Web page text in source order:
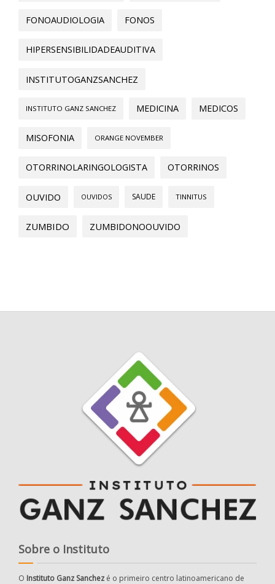
FONOAUDIOLOGIA FONOS
HIPERSENSIBILIDADEAUDITIVA
INSTITUTOGANZSANCHEZ
INSTITUTO GANZ SANCHEZ MEDICINA MEDICOS
MISOFONIA ORANGE NOVEMBER
OTORRINOLARINGOLOGISTA OTORRINOS
OUVIDO OUVIDOS SAUDE TINNITUS
ZUMBIDO ZUMBIDONOOUVIDO
Sobre o Instituto
O Instituto Ganz Sanchez é o primeiro centro latinoamericano de